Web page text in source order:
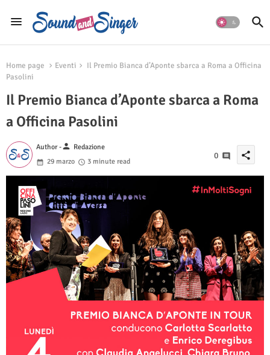
Home page Eventi
Il Premio Bianca d’Aponte sbarca a Roma a Officina
Pasolini
Il Premio Bianca d’Aponte sbarca a Roma
a Officina Pasolini
Author -person Redazione
29 marzo
3 minute read
0 share